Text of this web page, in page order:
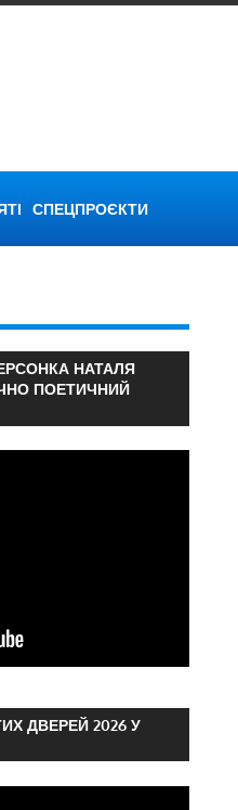
СПЕЦПРОЄКТИ
НАТАЛЯ
ПОЕТИЧНИЙ
ДВЕРЕЙ 2026 У